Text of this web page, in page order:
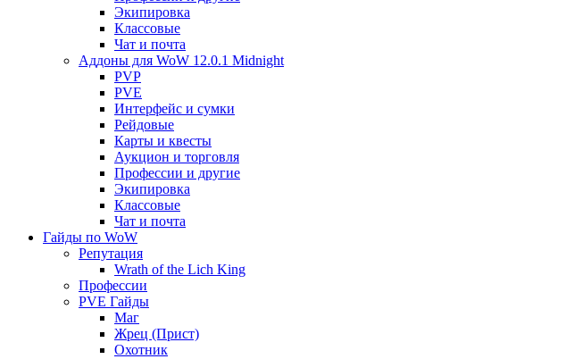
Экипировка
Классовые
Чат и почта
Аддоны для WoW 12.0.1 Midnight
PVP
PVE
Интерфейс и сумки
Рейдовые
Карты и квесты
Аукцион и торговля
Профессии и другие
Экипировка
Классовые
Чат и почта
Гайды по WoW
Репутация
Wrath of the Lich King
Профессии
PVE Гайды
Маг
Жрец (Прист)
Охотник